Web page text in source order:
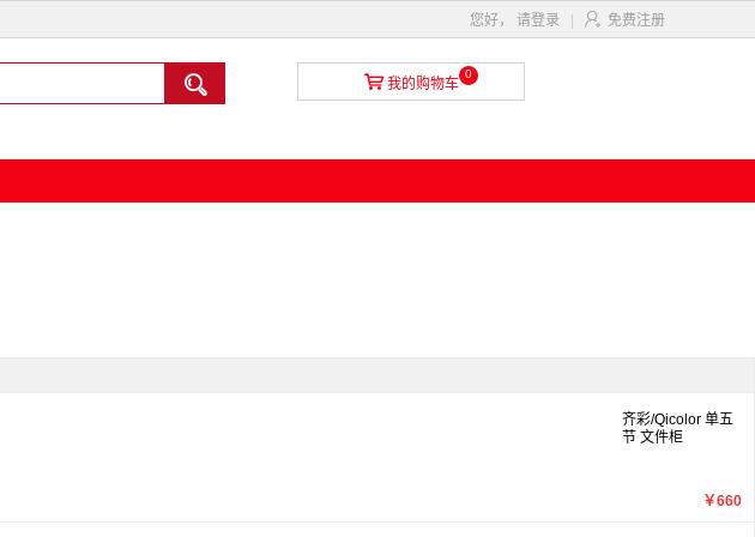
您好， 请登录  免费注册
  我的购物车
0
齐彩/Qicolor 单五
节 文件柜
￥660